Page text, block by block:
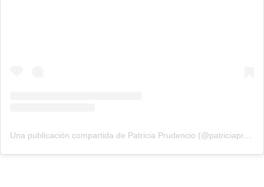
Una publicación compartida de Patricia Prudencio (@patriciaprudencio98)